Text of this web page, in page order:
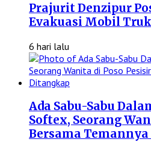
Prajurit Denzipur
Evakuasi Mobil
6 hari lalu
Ada Sabu-Sabu
Softex, Seorang
Bersama